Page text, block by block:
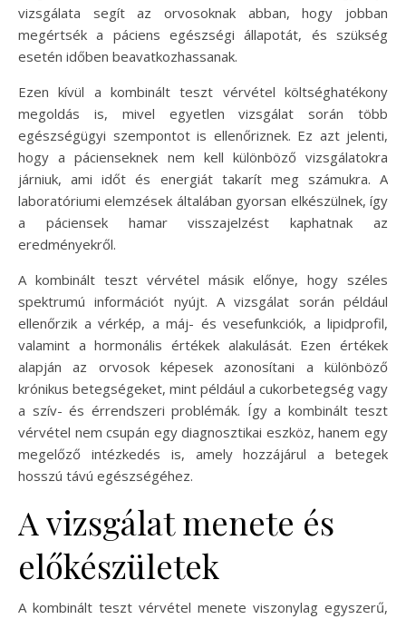
vizsgálata segít az orvosoknak abban, hogy jobban
megértsék a páciens egészségi állapotát, és szükség
esetén időben beavatkozhassanak.
Ezen kívül a kombinált teszt vérvétel költséghatékony
megoldás is, mivel egyetlen vizsgálat során több
egészségügyi szempontot is ellenőriznek. Ez azt jelenti,
hogy a pácienseknek nem kell különböző vizsgálatokra
járniuk, ami időt és energiát takarít meg számukra. A
laboratóriumi elemzések általában gyorsan elkészülnek, így
a páciensek hamar visszajelzést kaphatnak az
eredményekről.
A kombinált teszt vérvétel másik előnye, hogy széles
spektrumú információt nyújt. A vizsgálat során például
ellenőrzik a vérkép, a máj- és vesefunkciók, a lipidprofil,
valamint a hormonális értékek alakulását. Ezen értékek
alapján az orvosok képesek azonosítani a különböző
krónikus betegségeket, mint például a cukorbetegség vagy
a szív- és érrendszeri problémák. Így a kombinált teszt
vérvétel nem csupán egy diagnosztikai eszköz, hanem egy
megelőző intézkedés is, amely hozzájárul a betegek
hosszú távú egészségéhez.
A vizsgálat menete és
előkészületek
A kombinált teszt vérvétel menete viszonylag egyszerű,